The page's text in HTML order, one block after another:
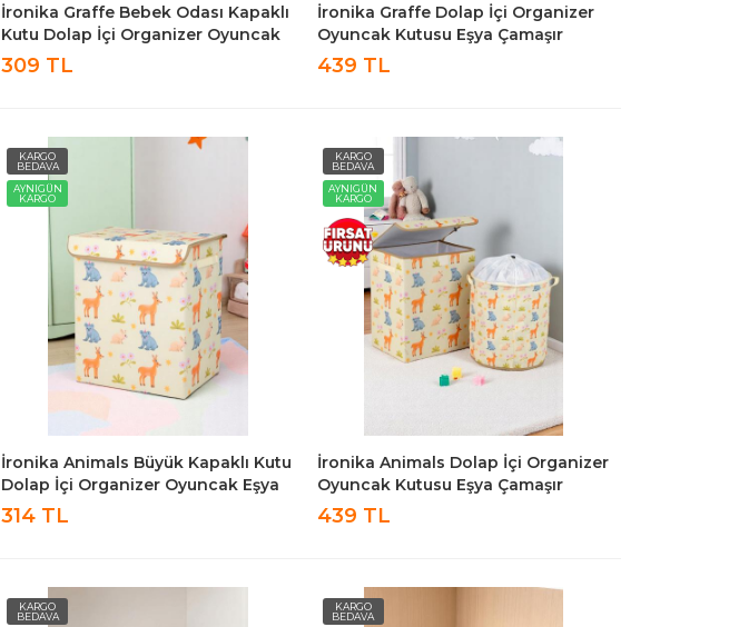
İronika Graffe Bebek Odası Kapaklı
Kutu Dolap İçi Organizer Oyuncak
Eşya Çamaşır Saklama Kutusu
Düzenleyici
309 TL
İronika Graffe Dolap İçi Organizer
Oyuncak Kutusu Eşya Çamaşır
Saklama Sepeti Düzenleyici Kutu 2li
Set
439 TL
KARGO
BEDAVA
AYNIGÜN
KARGO
İronika Animals Büyük Kapaklı Kutu
Dolap İçi Organizer Oyuncak Eşya
Çamaşır Saklama Kutusu
Düzenleyici
314 TL
KARGO
BEDAVA
AYNIGÜN
KARGO
İronika Animals Dolap İçi Organizer
Oyuncak Kutusu Eşya Çamaşır
Saklama Sepeti Düzenleyici Kutu 2li
Set
439 TL
KARGO
BEDAVA
KARGO
BEDAVA